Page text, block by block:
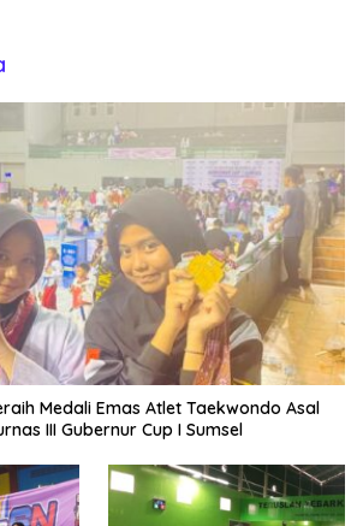
Medali Emas Atlet Taekwondo Asal
III Gubernur Cup I Sumsel